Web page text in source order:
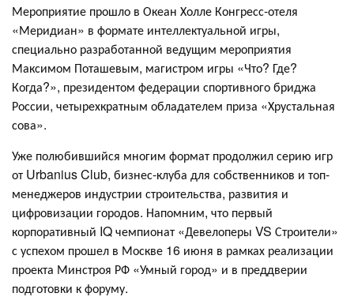
Мероприятие прошло в Океан Холле Конгресс-отеля
«Меридиан» в формате интеллектуальной игры,
специально разработанной ведущим мероприятия
Максимом Поташевым, магистром игры «Что? Где?
Когда?», президентом федерации спортивного бриджа
России, четырехкратным обладателем приза «Хрустальная
сова».
Уже полюбившийся многим формат продолжил серию игр
от Urbanius Club, бизнес-клуба для собственников и топ-
менеджеров индустрии строительства, развития и
цифровизации городов. Напомним, что первый
корпоративный IQ чемпионат «Девелоперы VS Строители»
с успехом прошел в Москве 16 июня в рамках реализации
проекта Минстроя РФ «Умный город» и в преддверии
подготовки к форуму.